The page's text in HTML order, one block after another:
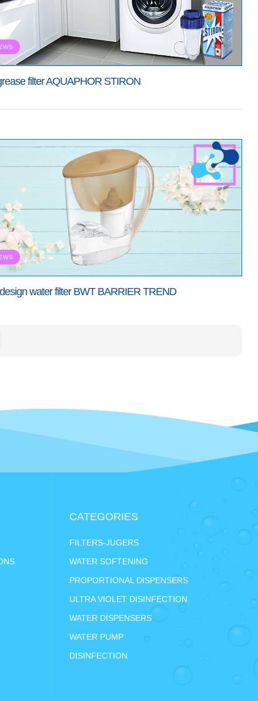
filter AQUAPHOR STIRON
water filter BWT BARRIER TREND
CATEGORIES
FILTERS-JUGERS
WATER SOFTENING
PROPORTIONAL DISPENSERS
ULTRA VIOLET DISINFECTION
WATER DISPENSERS
WATER PUMP
DISINFECTION